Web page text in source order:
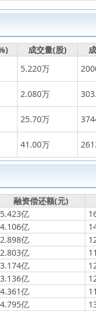
成交量(股)
5.220万
2.080万
25.70万
41.00万
融资偿还额(元)
5.423亿
4.106亿
2.898亿
2.803亿
3.174亿
3.136亿
4.361亿
4.795亿